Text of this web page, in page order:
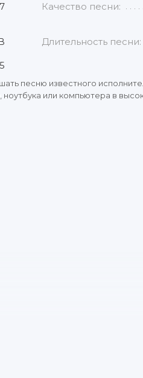
Качество песни:
Длительность песни:
песню известного
или компьютера в